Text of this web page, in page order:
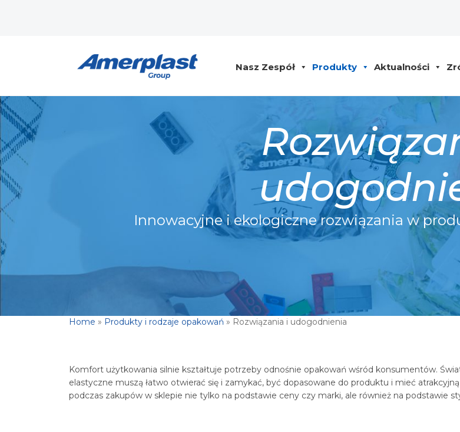
Nasz Zespół Produkty Aktualności
Innowacyjne i ekologiczne rozwiązania w
Home » Produkty i rodzaje opakowań » Rozwiązania i udogodnienia
Komfort użytkowania silnie kształtuje potrzeby odnośnie opakowań wśród konsumentów.
elastyczne muszą łatwo otwierać się i zamykać, być dopasowane do produktu i mieć
podczas zakupów w sklepie nie tylko na podstawie ceny czy marki, ale również na podstawie